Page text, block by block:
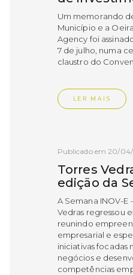
Um memorando
Município e a
Agency foi
7 de julho, numa
claustro do
LER MAIS
Publicado em 20/
Torres
edição da
A Semana INOV-E
Vedras regressou
reunindo
empresarial e
iniciativas focadas
negócios e
competências